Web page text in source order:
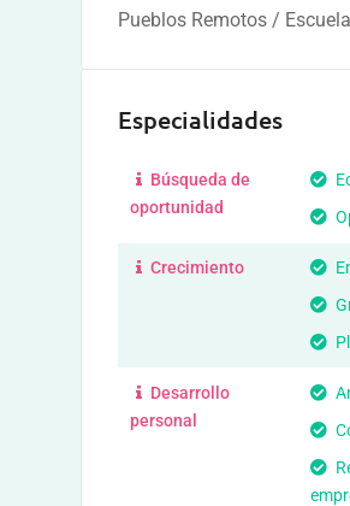
Pueblos Remotos /
Especialidades
Búsqueda de
oportunidad
Crecimiento
Desarrollo
personal